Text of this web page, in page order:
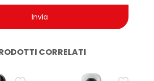
CORRELATI